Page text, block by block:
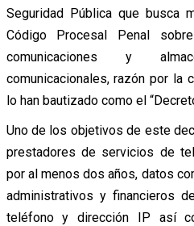
Seguridad Pública que busca
Código Procesal Penal
comunicaciones y
comunicacionales, razón por la
lo han bautizado como el
Uno de los objetivos de este
prestadores de servicios de
por al menos dos años, datos
administrativos y financieros
teléfono y dirección IP así